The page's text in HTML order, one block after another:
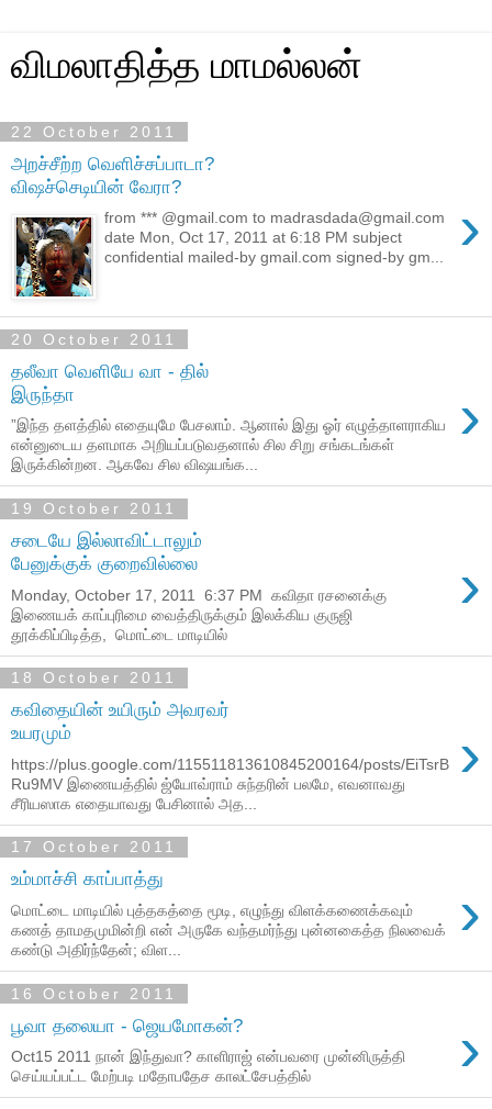
விமலாதித்த மாமல்லன்
22 October 2011
அறச்சீற்ற வெளிச்சப்பாடா?
விஷச்செடியின் வேரா?
›
from *** @gmail.com to madrasdada@gmail.com
date Mon, Oct 17, 2011 at 6:18 PM subject
confidential mailed-by gmail.com signed-by gm...
20 October 2011
தலீவா வெளியே வா - தில்
இருந்தா
›
”இந்த தளத்தில் எதையுமே பேசலாம். ஆனால் இது ஓர் எழுத்தாளராகிய
என்னுடைய தளமாக அறியப்படுவதனால் சில சிறு சங்கடங்கள்
இருக்கின்றன. ஆகவே சில விஷயங்க...
19 October 2011
சடையே இல்லாவிட்டாலும்
பேனுக்குக் குறைவில்லை
›
Monday, October 17, 2011 6:37 PM கவிதா ரசனைக்கு
இணையக் காப்புரிமை வைத்திருக்கும் இலக்கிய குருஜி
தூக்கிப்பிடித்த, மொட்டை மாடியில்
18 October 2011
கவிதையின் உயிரும் அவரவர்
உயரமும்
›
https://plus.google.com/115511813610845200164/posts/EiTsrB
Ru9MV இணையத்தில் ஜ்யோவ்ராம் சுந்தரின் பலமே, எவனாவது
சீரியஸாக எதையாவது பேசினால் அத...
17 October 2011
உம்மாச்சி காப்பாத்து ›
மொட்டை மாடியில் புத்தகத்தை மூடி, எழுந்து விளக்கணைக்கவும்
கணத் தாமதமுமின்றி என் அருகே வந்தமர்ந்து புன்னகைத்த நிலவைக்
கண்டு அதிர்ந்தேன்; விள...
16 October 2011
பூவா தலையா - ஜெயமோகன்? ›
Oct15 2011 நான் இந்துவா? காளிராஜ் என்பவரை முன்னிருத்தி
செய்யப்பட்ட மேற்படி மதோபதேச காலட்சேபத்தில்